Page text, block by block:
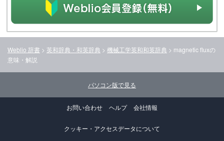
Weblio 辞書 > 英和辞典・和英辞典 > 機械工学英和和英辞典 > magnetic fluxの
意味・解説
パソコン版で見る
お問い合わせ ヘルプ 会社情報
クッキー・アクセスデータについて